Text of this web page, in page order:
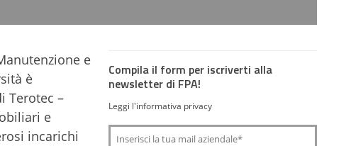
e
è
Terotec –
e
incarichi
Compila il form per iscriverti alla
newsletter di FPA!
Leggi l'informativa privacy